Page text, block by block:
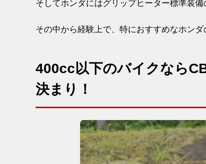
そしてホンダにはグリップヒーター標準装備
その中から経験上で、特におすすめなホン
400cc以下のバイクなら
決まり！